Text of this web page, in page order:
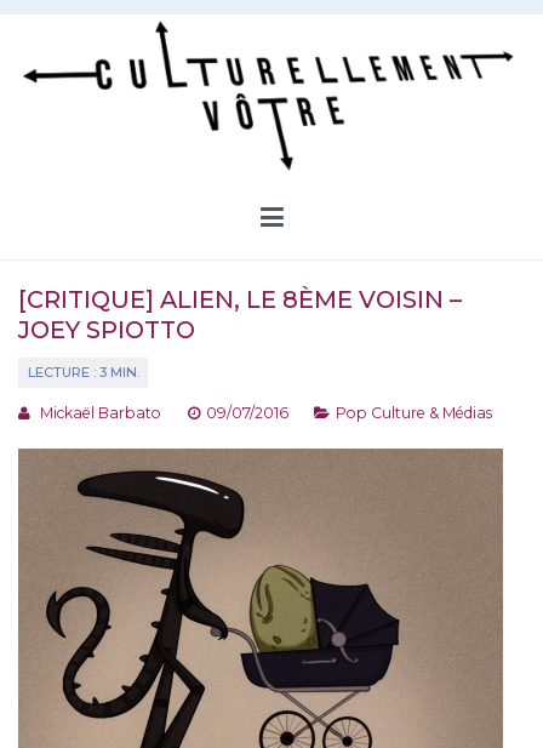
Aller
contenu
[CRITIQUE] ALIEN, LE 8ÈME VOISIN –
JOEY SPIOTTO
Mickaël Barbato 09/07/2016 Pop Culture & Médias